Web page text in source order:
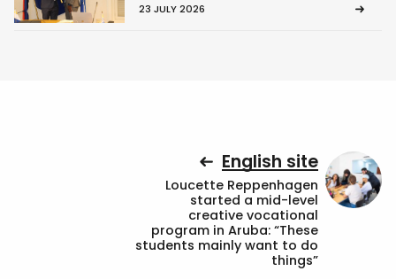
23 JULY 2026
English site
Loucette Reppenhagen
started a mid-level
creative vocational
program in Aruba: “These
students mainly want to do
things”